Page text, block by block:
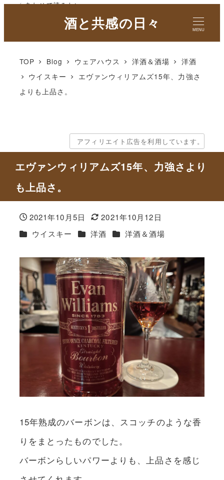
酒と共感の日々 MENU
TOP Blog ウェアハウス 洋酒＆酒場
洋酒
ウイスキー
エヴァンウィリアムズ15年、力強さ
よりも上品さ。
アフィリエイト広告を利用しています。
エヴァンウィリアムズ15年、力強さより
も上品さ。
2021年10月5日
2021年10月12日
カテゴリー
ウイスキー カテゴリー
洋酒 カテゴリー
洋酒＆酒場
15年熟成のバーボンは、スコッチのような香
りをまとったものでした。
バーボンらしいパワーよりも、上品さを感じ
✓ あわせて読みたい